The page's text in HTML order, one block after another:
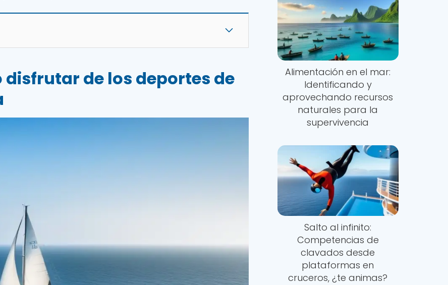
de los deportes de
Alimentación en el mar:
Identificando y
aprovechando recursos
naturales para la
supervivencia
Salto al infinito:
Competencias de
clavados desde
plataformas en
cruceros, ¿te animas?